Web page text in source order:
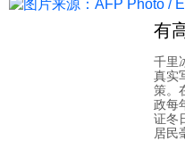
有
千里
真实
策。
政每
证冬
居民